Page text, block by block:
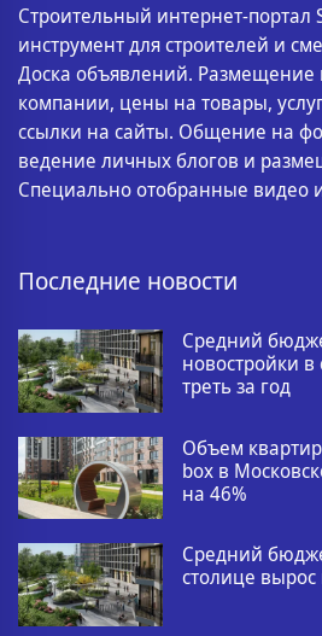
Строительный интернет-портал
инструмент для строителей и
Доска объявлений.
компании, цены на товары,
ссылки на сайты. Общение на
ведение личных блогов и
Специально отобранные видео
Последние новости
Средний
новостройки
треть за год
Объем
box в
на 46%
Средний
столице вырос